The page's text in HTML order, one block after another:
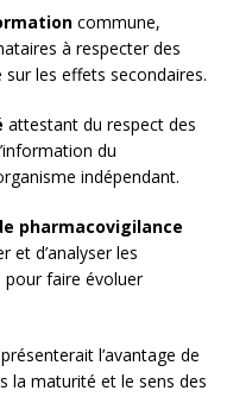
commune,
à respecter des
les effets secondaires.
attestant du respect des
du
indépendant.
pharmacovigilance
et d’analyser les
pour faire évoluer
l’avantage de
la maturité et le sens des